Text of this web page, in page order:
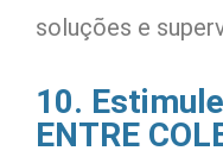
soluções e
10.
ENTRE